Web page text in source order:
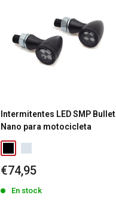
Intermitentes LED SMP Bullet
Nano para motocicleta
Precio
venta
€74,95
En stock